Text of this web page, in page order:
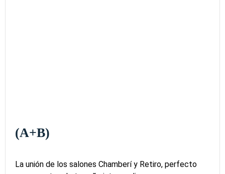
(A+B)
La unión de los salones Chamberí y Retiro, perfecto